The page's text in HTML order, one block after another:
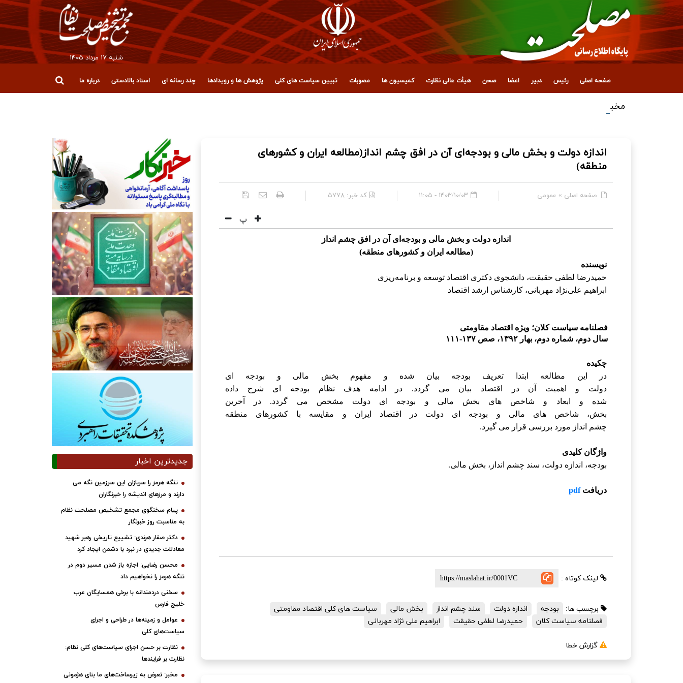
شنبه ۱۷ مرداد ۱۴۰۵
صفحه اصلی رئیس دبیر اعضا صحن هیأت عالی نظارت کمیسیون ها مصوبات تبیین سیاست های کلی پژوهش ها و رویدادها چند رسانه ای اسناد بالادستی درباره ما
مخبر: تعرض به زیرساخت‌های ما بنای هژمونی شما را نابود می‌کند
اندازه دولت و بخش مالی و بودجه‌ای آن در افق چشم انداز(مطالعه ایران و کشورهای
منطقه)
صفحه اصلی » عمومی ۱۴۰۳/۱۰/۰۳ - ۱۱:۰۵ کد خبر: ۵۷۷۸
پ
اندازه دولت و بخش مالی و بودجه‌ای آن در افق چشم انداز
(مطالعه ایران و کشورهای منطقه)
نویسنده
حمیدرضا لطفی حقیقت، دانشجوی دکتری اقتصاد توسعه و برنامه‌ریزی
ابراهیم علی‌نژاد مهربانی، کارشناس ارشد اقتصاد
فصلنامه سیاست کلان؛ ویژه اقتصاد مقاومتی
سال دوم، شماره دوم، بهار ۱۳۹۲، صص ۱۳۷-۱۱۱
چکیده
در
این مطالعه ابتدا تعریف بودجه بیان شده و مفهوم بخش مالی و بودجه
ای
دولت
و اهمیت آن در اقتصاد بیان می گردد. در ادامه هدف نظام بودجه ای شرح
داده
شده
و ابعاد و شاخص های بخش مالی و بودجه ای دولت مشخص می گردد. در
آخرین
بخش،
شاخص های مالی و بودجه ای دولت در اقتصاد ایران و مقایسه با کشورهای
منطقه
چشم
انداز مورد بررسی قرار می گیرد.
واژگان کلیدی
بودجه، اندازه دولت، سند چشم انداز، بخش مالی.
دریافتpdf
لینک کوتاه :
برچسب ها: بودجه اندازه دولت سند چشم انداز بخش مالی
سیاست های کلی اقتصاد مقاومتی
فصلنامه سیاست کلان
حمیدرضا لطفی حقیقت ابراهیم علی نژاد مهربانی
گزارش خطا
جدیدترین اخبار
تنگه هرمز را سربازان این سرزمین نگه می
دارند و مرزهای اندیشه را خبرنگاران
پیام سخنگوی مجمع تشخیص مصلحت نظام
به مناسبت روز خبرنگار
دکتر صفار هرندی: تشییع تاریخی رهبر شهید
معادلات جدیدی در نبرد با دشمن ایجاد کرد
محسن رضایی: اجازه باز شدن مسیر دوم در
تنگه هرمز را نخواهیم داد
سخنی دردمندانه با برخی همسایگان عرب
خلیج فارس
عوامل و زمینه‌ها در طراحی و اجرای
سیاست‌های کلی
نظارت بر حسن اجرای سیاست‌های کلی نظام:
نظارت بر فرایندها
مخبر: تعرض به زیرساخت‌های ما بنای هژمونی